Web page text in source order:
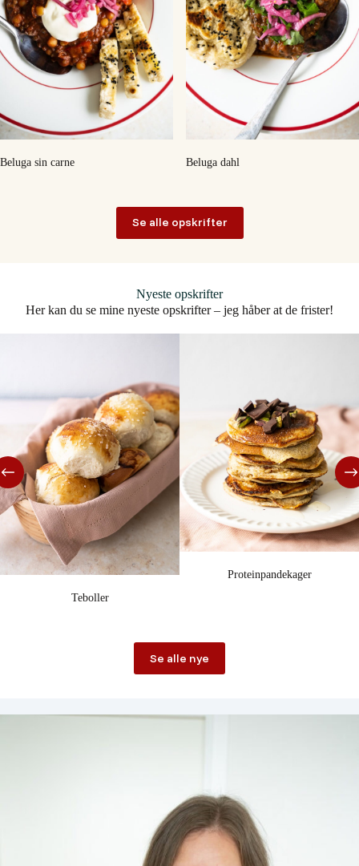
Beluga sin carne Beluga dahl
Se alle opskrifter
Nyeste opskrifter
Her kan du se mine nyeste opskrifter – jeg håber at de frister!
Teboller
Proteinpandekager
Se alle nye